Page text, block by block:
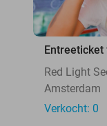
Red Light
Amsterdam
Verkocht: 0